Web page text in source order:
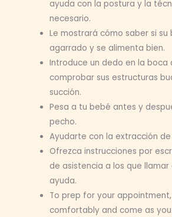
ayuda con la postura y la
necesario.
Le mostrará cómo saber si
agarrado y se alimenta bien.
Introduce un dedo en la boca
comprobar sus estructuras
succión.
Pesa a tu bebé antes y
pecho.
Ayudarte con la extracción
Ofrezca instrucciones por
de asistencia a los que
ayuda.
To prep for your
comfortably and come as